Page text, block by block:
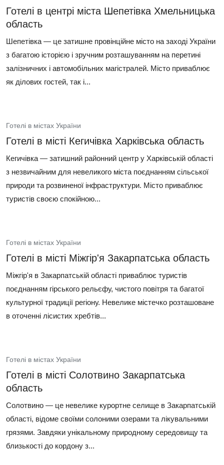
Готелі в центрі міста Шепетівка Хмельницька
область
Шепетівка — це затишне провінційне місто на заході України
з багатою історією і зручним розташуванням на перетині
залізничних і автомобільних магістралей. Місто приваблює
як ділових гостей, так і...
Готелі в містах України
Готелі в місті Кегичівка Харківська область
Кегичівка — затишний районний центр у Харківській області
з незвичайним для невеликого міста поєднанням сільської
природи та розвиненої інфраструктури. Місто приваблює
туристів своєю спокійною...
Готелі в містах України
Готелі в місті Міжгір'я Закарпатська область
Міжгір'я в Закарпатській області приваблює туристів
поєднанням гірського рельєфу, чистого повітря та багатої
культурної традиції регіону. Невелике містечко розташоване
в оточенні лісистих хребтів...
Готелі в містах України
Готелі в місті Солотвино Закарпатська
область
Солотвино — це невелике курортне селище в Закарпатській
області, відоме своїми солоними озерами та лікувальними
грязями. Завдяки унікальному природному середовищу та
близькості до кордону з...